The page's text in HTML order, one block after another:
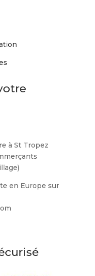
à St Tropez
en Europe sur